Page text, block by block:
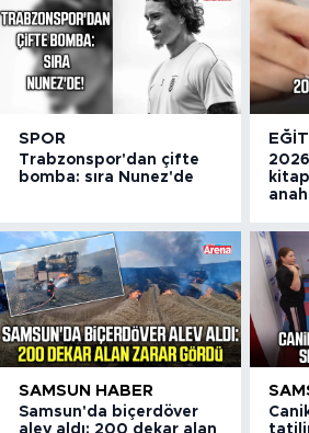
SPOR
Trabzonspor'dan çifte
bomba: sıra Nunez'de
SAMSUN HABER
Samsun'da biçerdöver
alev aldı: 200 dekar alan